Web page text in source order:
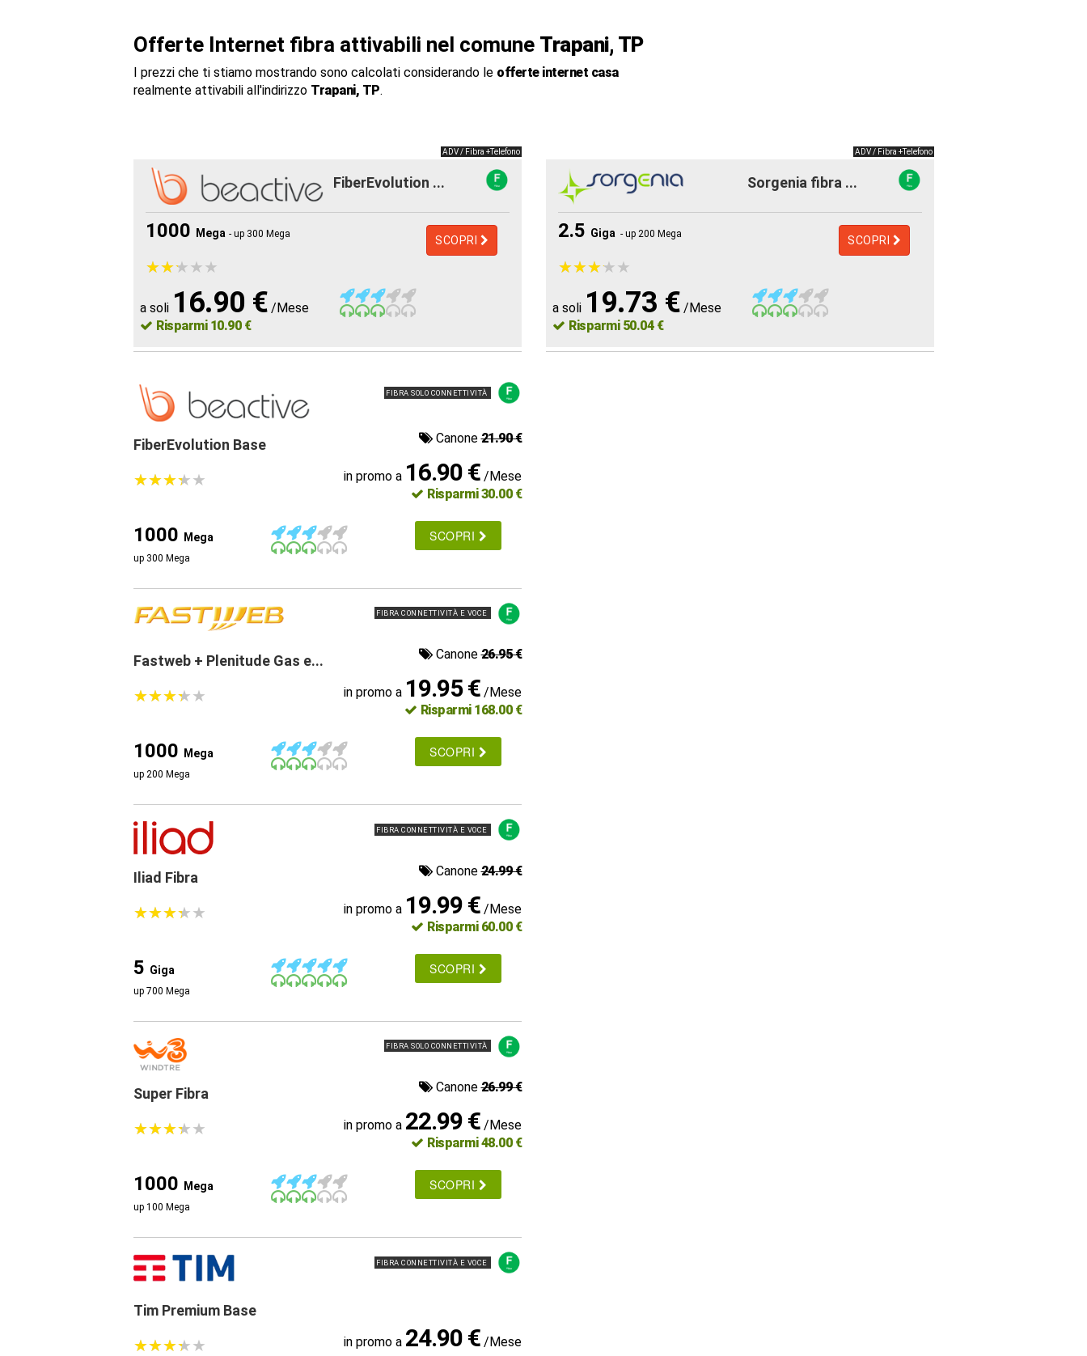
Offerte Internet fibra attivabili nel comune Trapani, TP
I prezzi che ti stiamo mostrando sono calcolati considerando le offerte internet casa
realmente attivabili all'indirizzo Trapani, TP.
ADV / Fibra +Telefono
FiberEvolution ...
1000 Mega - up 300 Mega SCOPRI
★★★★★
★★★★★
a soli 16.90 € /Mese
Risparmi 10.90 €
ADV / Fibra +Telefono
Sorgenia fibra ...
2.5 Giga - up 200 Mega SCOPRI
★★★★★
★★★★★
a soli 19.73 € /Mese
Risparmi 50.04 €
FIBRA SOLO CONNETTIVITÀ
FiberEvolution Base Canone21.90 €
★★★★★
★★★★★ in promo a 16.90 € /Mese
Risparmi 30.00 €
1000 Mega
up 300 Mega
SCOPRI
FIBRA CONNETTIVITÀ E VOCE
Fastweb + Plenitude Gas e... Canone26.95 €
★★★★★
★★★★★ in promo a 19.95 € /Mese
Risparmi 168.00 €
1000 Mega
up 200 Mega
SCOPRI
FIBRA CONNETTIVITÀ E VOCE
Iliad Fibra Canone24.99 €
★★★★★
★★★★★ in promo a 19.99 € /Mese
Risparmi 60.00 €
5 Giga
up 700 Mega
SCOPRI
FIBRA SOLO CONNETTIVITÀ
Super Fibra Canone26.99 €
★★★★★
★★★★★ in promo a 22.99 € /Mese
Risparmi 48.00 €
1000 Mega
up 100 Mega
SCOPRI
FIBRA CONNETTIVITÀ E VOCE
Tim Premium Base
★★★★★
★★★★★ in promo a 24.90 € /Mese